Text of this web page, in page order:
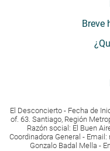
Breve
El Desconcierto - Fecha de
of. 63. Santiago, Región
Razón social: El Buen
Coordinadora General - Email:
Gonzalo Badal Mella -